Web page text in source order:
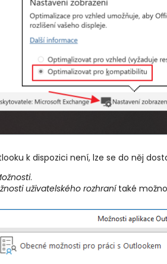
k dispozici není, lze se do něj
.
uživatelského rozhranítaké